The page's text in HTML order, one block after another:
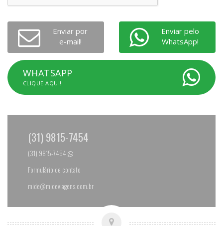
Enviar por
e-mail!
Enviar pelo
WhatsApp!
WHATSAPP
CLIQUE AQUI!
(31) 9815-7454
(31) 9815-7454
Formulário de contato
mide@mideviagens.com.br